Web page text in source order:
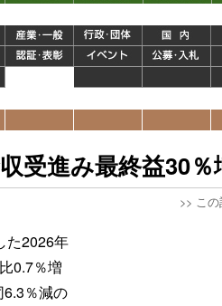
受進み最終益30％
>> こ
た2026年
0.7％増
％減の